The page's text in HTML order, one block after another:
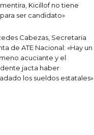
Kicillof no tiene
ser candidato»
Cabezas, Secretaria
de ATE Nacional: «Hay un
acuciante y el
jacta haber
los sueldos estatales»